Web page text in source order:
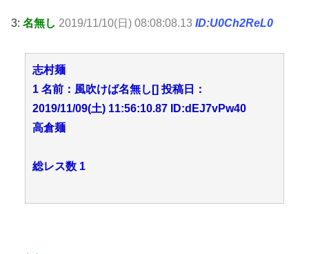
3: 名無し 2019/11/10(日) 08:08:08.13 ID:U0Ch2ReL0
志村麺
1 名前：風吹けば名無し[] 投稿日：
2019/11/09(土) 11:56:10.87 ID:dEJ7vPw40
高倉麺
総レス数 1